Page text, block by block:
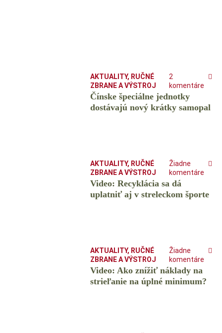
AKTUALITY, RUČNÉ
ZBRANE A VÝSTROJ
2
komentáre
Čínske špeciálne jednotky
dostávajú nový krátky samopal
AKTUALITY, RUČNÉ
ZBRANE A VÝSTROJ
Žiadne
komentáre
Video: Recyklácia sa dá
uplatniť aj v streleckom športe
AKTUALITY, RUČNÉ
ZBRANE A VÝSTROJ
Žiadne
komentáre
Video: Ako znížiť náklady na
strieľanie na úplné minimum?